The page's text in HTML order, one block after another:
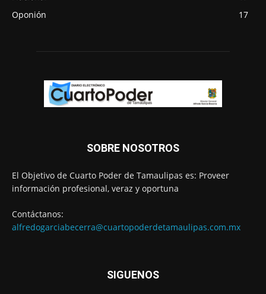
Oponión
17
SOBRE NOSOTROS
El Objetivo de Cuarto Poder de Tamaulipas es: Proveer
información profesional, veraz y oportuna
Contáctanos:
alfredogarciabecerra@cuartopoderdetamaulipas.com.mx
SIGUENOS